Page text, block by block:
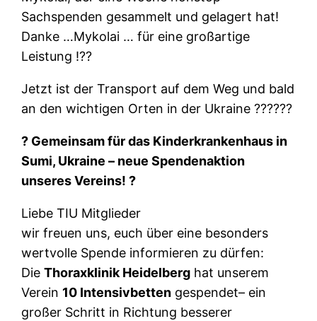
Sachspenden gesammelt und gelagert hat!
Danke …Mykolai … für eine großartige
Leistung !??
Jetzt ist der Transport auf dem Weg und bald
an den wichtigen Orten in der Ukraine ??????
? Gemeinsam für das Kinderkrankenhaus in
Sumi, Ukraine – neue Spendenaktion
unseres Vereins! ?
Liebe TIU Mitglieder
wir freuen uns, euch über eine besonders
wertvolle Spende informieren zu dürfen:
DieThoraxklinik Heidelberg hat unserem
Verein 10 Intensivbetten gespendet– ein
großer Schritt in Richtung besserer